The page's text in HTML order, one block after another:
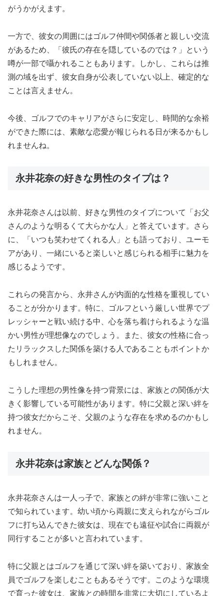
がうかがえます。
一方で、彼女の周囲にはゴルフ仲間や関係者と親しい交流
があるため、「彼氏の存在を隠しているのでは？」という
噂が一部で囁かれることもあります。しかし、これらは推
測の域を出ず、彼女自身が公表していない以上、確定的な
ことは言えません。
今後、ゴルフでのキャリアがさらに安定し、時間的な余裕
ができた際には、素敵な恋愛が報じられる日が来るかもし
れませんね。
永井花奈の好きな男性のタイプは？
永井花奈さんは以前、好きな男性のタイプについて「お父
さんのような明るくて大らかな人」と答えています。さら
に、「いつも笑わせてくれる人」とも語っており、ユーモ
アがあり、一緒にいると楽しいと感じられる相手に魅力を
感じるようです。
これらの発言から、永井さんが内面的な性格を重視してい
ることが分かります。特に、ゴルフという厳しい世界でプ
レッシャーと戦い続ける中、心を落ち着けられるような温
かい男性が理想像なのでしょう。また、彼女の性格に合っ
たリラックスした関係を築ける人であることもポイントか
もしれません。
こうした理想の男性像を持つ背景には、家族との関係が大
きく影響している可能性があります。特に父親と深い絆を
持つ彼女だからこそ、父親のような存在を求めるのかもし
れません。
永井花奈は家族とどんな関係？
永井花奈さんは一人っ子で、家族との絆が非常に強いこと
で知られています。幼い頃から両親に支えられながらゴル
フに打ち込んできた彼女は、現在でも遠征や試合に両親が
同行することが多いと言われています。
特に父親とはゴルフを通じて深い絆を築いており、家族全
員でゴルフを楽しむこともあるそうです。このような環境
で育った彼女は、家族との時間を非常に大切にしているよ